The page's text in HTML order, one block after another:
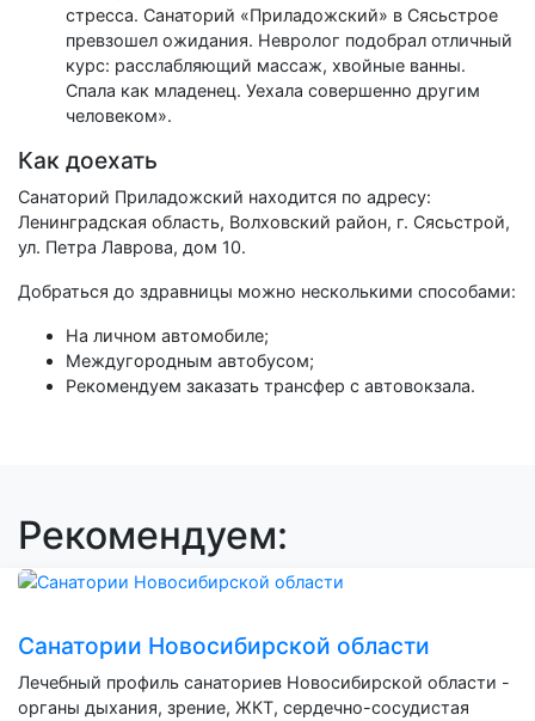
стресса. Санаторий «Приладожский» в Сясьстрое
превзошел ожидания. Невролог подобрал отличный
курс: расслабляющий массаж, хвойные ванны.
Спала как младенец. Уехала совершенно другим
человеком».
Как доехать
Санаторий Приладожский находится по адресу:
Ленинградская область, Волховский район, г. Сясьстрой,
ул. Петра Лаврова, дом 10.
Добраться до здравницы можно несколькими способами:
На личном автомобиле;
Междугородным автобусом;
Рекомендуем заказать трансфер с автовокзала.
Рекомендуем:
Санатории Новосибирской области
Лечебный профиль санаториев Новосибирской области -
органы дыхания, зрение, ЖКТ, сердечно-сосудистая